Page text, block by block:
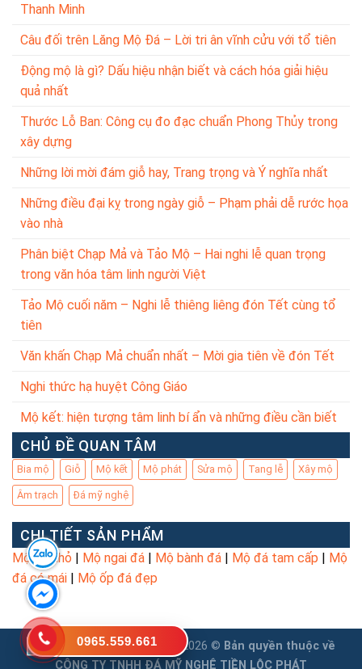
Thanh Minh
Câu đối trên Lăng Mộ Đá – Lời tri ân vĩnh cửu với tổ tiên
Động mộ là gì? Dấu hiệu nhận biết và cách hóa giải hiệu
quả nhất
Thước Lỗ Ban: Công cụ đo đạc chuẩn Phong Thủy trong
xây dựng
Những lời mời đám giỗ hay, Trang trọng và Ý nghĩa nhất
Những điều đại kỵ trong ngày giỗ – Phạm phải dễ rước họa
vào nhà
Phân biệt Chạp Mả và Tảo Mộ – Hai nghi lễ quan trọng
trong văn hóa tâm linh người Việt
Tảo Mộ cuối năm – Nghi lễ thiêng liêng đón Tết cùng tổ
tiên
Văn khấn Chạp Mả chuẩn nhất – Mời gia tiên về đón Tết
Nghi thức hạ huyệt Công Giáo
Mộ kết: hiện tượng tâm linh bí ẩn và những điều cần biết
CHỦ ĐỀ QUAN TÂM
Bia mộ Giỗ Mộ kết Mộ phát Sửa mộ Tang lễ Xây mộ
Âm trạch Đá mỹ nghệ
CHI TIẾT SẢN PHẨM
Mộ đá nhỏ | Mộ ngai đá | Mộ bành đá | Mộ đá tam cấp | Mộ
đá có mái | Mộ ốp đá đẹp
Copyright 2026 © Bản quyền thuộc về
CÔNG TY TNHH ĐÁ MỸ NGHỆ TIỀN LỘC PHÁT
0965.559.661